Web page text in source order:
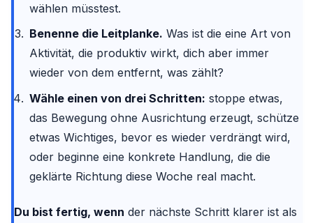
wählen müsstest.
Benenne die Leitplanke. Was ist die eine Art von
Aktivität, die produktiv wirkt, dich aber immer
wieder von dem entfernt, was zählt?
Wähle einen von drei Schritten: stoppe etwas,
das Bewegung ohne Ausrichtung erzeugt, schütze
etwas Wichtiges, bevor es wieder verdrängt wird,
oder beginne eine konkrete Handlung, die die
geklärte Richtung diese Woche real macht.
Du bist fertig, wenn der nächste Schritt klarer ist als